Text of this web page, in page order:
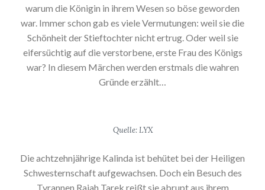
warum die Königin in ihrem Wesen so böse geworden
war. Immer schon gab es viele Vermutungen: weil sie die
Schönheit der Stieftochter nicht ertrug. Oder weil sie
eifersüchtig auf die verstorbene, erste Frau des Königs
war? In diesem Märchen werden erstmals die wahren
Gründe erzählt…
Quelle: LYX
Die achtzehnjährige Kalinda ist behütet bei der Heiligen
Schwesternschaft aufgewachsen. Doch ein Besuch des
Tyrannen Rajah Tarek reißt sie abrupt aus ihrem